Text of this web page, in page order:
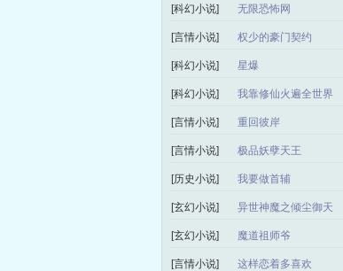
[科幻小说] 无限恐怖网
[言情小说] 权少的豪门契约
[科幻小说] 星爆
[科幻小说] 我靠修仙火遍全世界
[言情小说] 重回彼岸
[言情小说] 极品妖孽天王
[历史小说] 我要做首辅
[玄幻小说] 异世神魔之倾尘御天
[玄幻小说] 魔道祖师爷
[言情小说] 这样恋着多喜欢